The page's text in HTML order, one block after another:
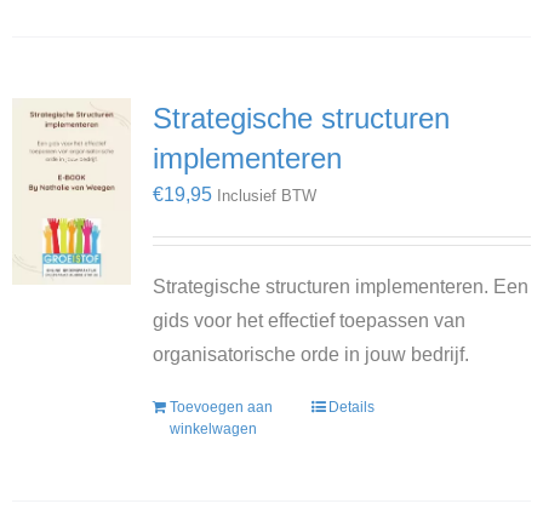
Strategische structuren
implementeren
€19,95 Inclusief BTW
Strategische structuren implementeren. Een
gids voor het effectief toepassen van
organisatorische orde in jouw bedrijf.
Toevoegen aan
winkelwagen
Details